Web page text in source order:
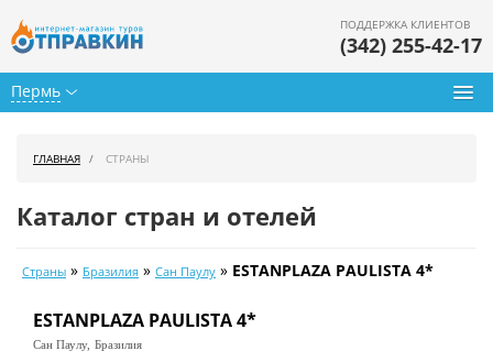
Пермь
ПОДДЕРЖКА КЛИЕНТОВ
(342) 255-42-17
Календарь туров
Цены дня
ГЛАВНАЯ СТРАНЫ
Каталог стран и отелей
Страны » Бразилия » Сан Паулу » ESTANPLAZA PAULISTA 4*
ESTANPLAZA PAULISTA 4*
Сан Паулу, Бразилия